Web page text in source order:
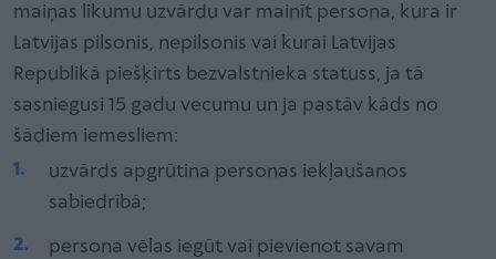
maiņas likumu uzvārdu var mainīt persona, kura ir
Latvijas pilsonis, nepilsonis vai kurai Latvijas
Republikā piešķirts bezvalstnieka statuss, ja tā
sasniegusi 15 gadu vecumu un ja pastāv kāds no
šādiem iemesliem:
uzvārds apgrūtina personas iekļaušanos
sabiedrībā;
persona vēlas iegūt vai pievienot savam